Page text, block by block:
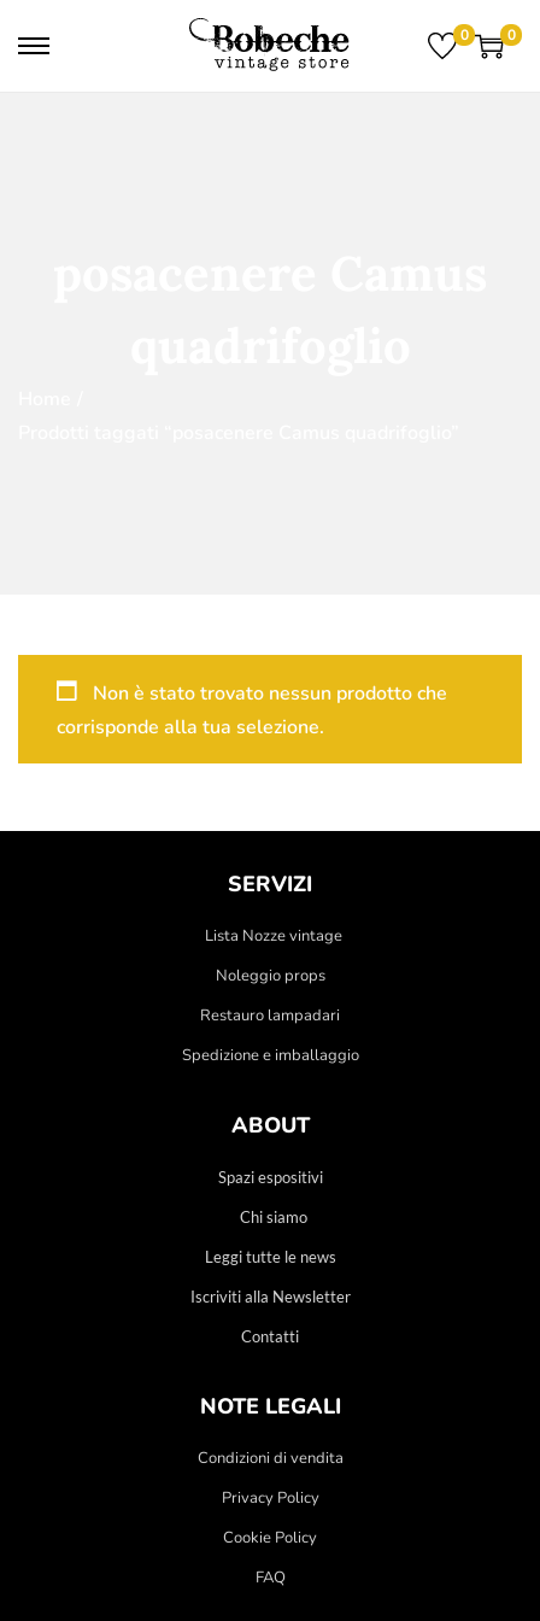
0 0
Non è stato trovato nessun prodotto che
corrisponde alla tua selezione.
SERVIZI
Lista Nozze vintage
Noleggio props
Restauro lampadari
Spedizione e imballaggio
ABOUT
Spazi espositivi
Chi siamo
Leggi tutte le news
Iscriviti alla Newsletter
Contatti
NOTE LEGALI
Condizioni di vendita
Privacy Policy
Cookie Policy
FAQ